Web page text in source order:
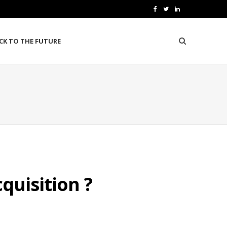
e
T
t
L
n
k
TO THE FUTURE
?